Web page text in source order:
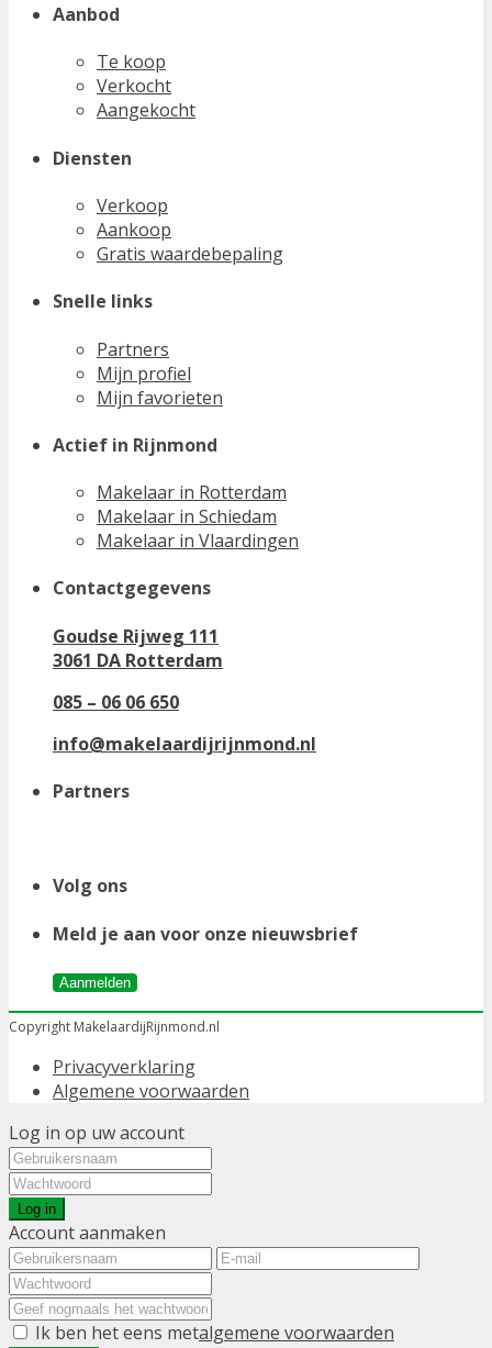
Aanbod
Te koop
Verkocht
Aangekocht
Diensten
Verkoop
Aankoop
Gratis waardebepaling
Snelle links
Partners
Mijn profiel
Mijn favorieten
Actief in Rijnmond
Makelaar in Rotterdam
Makelaar in Schiedam
Makelaar in Vlaardingen
Contactgegevens
Goudse Rijweg 111
3061 DA Rotterdam
085 – 06 06 650
info@makelaardijrijnmond.nl
Partners
Volg ons
Meld je aan voor onze nieuwsbrief
Aanmelden
Copyright MakelaardijRijnmond.nl
Privacyverklaring
Algemene voorwaarden
Log in op uw account
Log in
Account aanmaken
Ik ben het eens metalgemene voorwaarden